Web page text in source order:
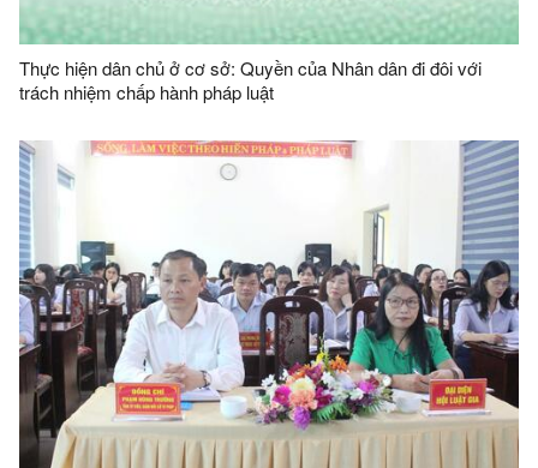
Thực hiện dân chủ ở cơ sở: Quyền của Nhân dân đi đôi với
trách nhiệm chấp hành pháp luật